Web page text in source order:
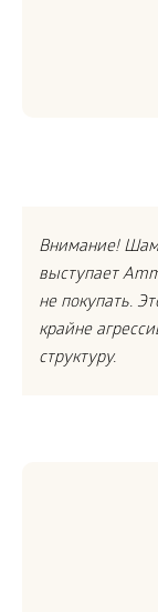
Внимание!
выступает
не покупать.
крайне
структуру.